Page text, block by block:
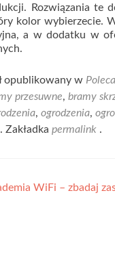
Rozwiązania te
kolor wybierzecie.
a w dodatku w
opublikowany w
przesuwne, bramy
, ogrodzenia,
. Zakładka permalink .
WiFi – zbadaj